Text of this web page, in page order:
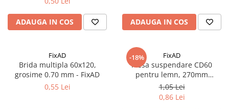
Tencuieli decorative
Sape de egalizare, sape
autonivelante si pardoseli
Caramizi
Scule electrice, unelte si accesorii
ADAUGA IN COS ADAUGA IN COS
FixAD
Brida multipla 60x120,
grosime 0.70 mm - FixAD
0,55 Lei
-18% FixAD
Piesa suspendare CD60
pentru lemn, 270mm
lungime, FixAD
1,05 Lei
0,86 Lei